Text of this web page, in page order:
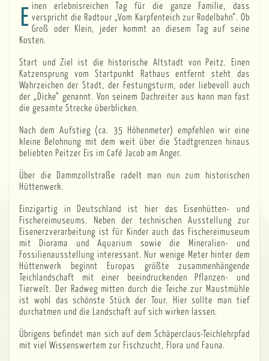
Einen erlebnisreichen Tag für die ganze Familie, dass verspricht die Radtour „Vom Karpfenteich zur Rodelbahn“. Ob
Groß oder Klein, jeder kommt an diesem Tag auf seine
Kosten.
Start und Ziel ist die historische Altstadt von Peitz. Einen
Katzensprung vom Startpunkt Rathaus entfernt steht das
Wahrzeichen der Stadt, der Festungsturm, oder liebevoll auch
der „Dicke“ genannt. Von seinem Dachreiter aus kann man fast
die gesamte Strecke überblicken.
Nach dem Aufstieg (ca. 35 Höhenmeter) empfehlen wir eine
kleine Belohnung mit dem weit über die Stadtgrenzen hinaus
beliebten Peitzer Eis im Café Jacob am Anger.
Über die Dammzollstraße radelt man nun zum historischen
Hüttenwerk.
Einzigartig in Deutschland ist hier das Eisenhütten- und
Fischereimuseums. Neben der technischen Ausstellung zur
Eisenerzverarbeitung ist für Kinder auch das Fischereimuseum
mit Diorama und Aquarium sowie die Mineralien- und
Fossilienausstellung interessant. Nur wenige Meter hinter dem
Hüttenwerk beginnt Europas größte zusammenhängende
Teichlandschaft mit einer beeindruckenden Pflanzen- und
Tierwelt. Der Radweg mitten durch die Teiche zur Maustmühle
ist wohl das schönste Stück der Tour. Hier sollte man tief
durchatmen und die Landschaft auf sich wirken lassen.
Übrigens befindet man sich auf dem Schäperclaus-Teichlehrpfad
mit viel Wissenswertem zur Fischzucht, Flora und Fauna.